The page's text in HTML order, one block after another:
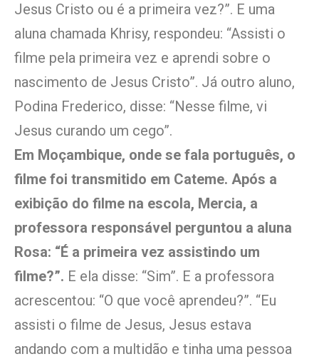
Jesus Cristo ou é a primeira vez?”. E uma
aluna chamada Khrisy, respondeu: “Assisti o
filme pela primeira vez e aprendi sobre o
nascimento de Jesus Cristo”. Já outro aluno,
Podina Frederico, disse: “Nesse filme, vi
Jesus curando um cego”.
Em Moçambique, onde se fala português, o
filme foi transmitido em Cateme. Após a
exibição do filme na escola, Mercia, a
professora responsável perguntou a aluna
Rosa: “É a primeira vez assistindo um
filme?”. E ela disse: “Sim”. E a professora
acrescentou: “O que você aprendeu?”. “Eu
assisti o filme de Jesus, Jesus estava
andando com a multidão e tinha uma pessoa